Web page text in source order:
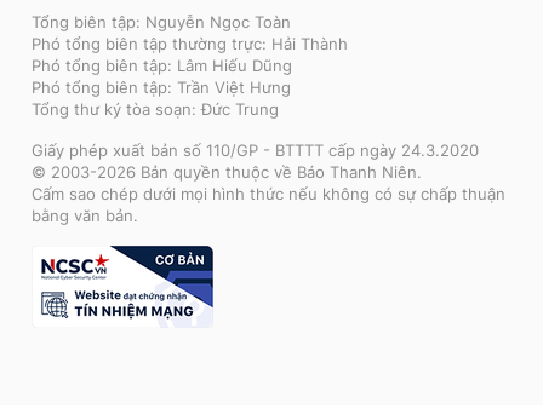
Tổng biên tập: Nguyễn Ngọc Toàn
Phó tổng biên tập thường trực: Hải Thành
Phó tổng biên tập: Lâm Hiếu Dũng
Phó tổng biên tập: Trần Việt Hưng
Tổng thư ký tòa soạn: Đức Trung
Giấy phép xuất bản số 110/GP - BTTTT cấp ngày 24.3.2020
© 2003-2026 Bản quyền thuộc về Báo Thanh Niên.
Cấm sao chép dưới mọi hình thức nếu không có sự chấp thuận
bằng văn bản.